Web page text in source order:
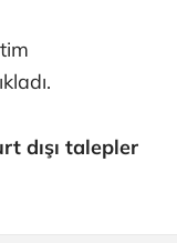
dışı talepler